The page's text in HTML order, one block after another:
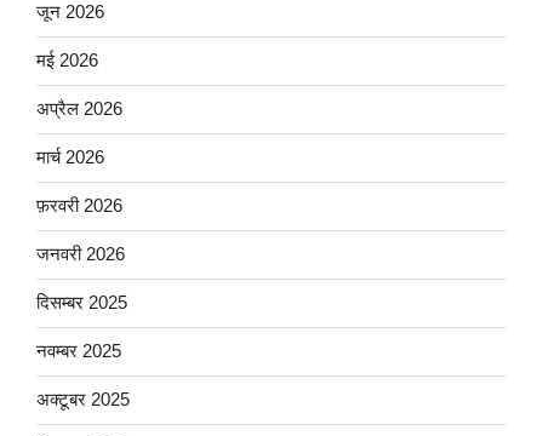
जून 2026
मई 2026
अप्रैल 2026
मार्च 2026
फ़रवरी 2026
जनवरी 2026
दिसम्बर 2025
नवम्बर 2025
अक्टूबर 2025